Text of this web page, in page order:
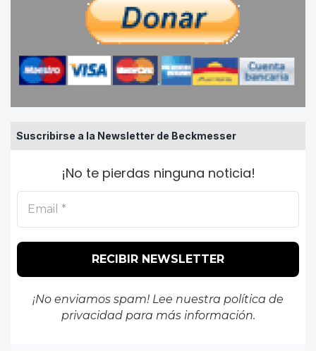
Suscribirse a la Newsletter de Beckmesser
¡No te pierdas ninguna noticia!
¡No enviamos spam! Lee nuestra política de
privacidadpara más información.